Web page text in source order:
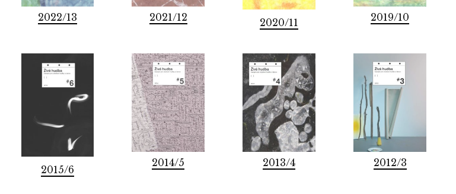
2022/13 2021/12 2020/11 2019/10
2015/6
2014/5 2013/4 2012/3